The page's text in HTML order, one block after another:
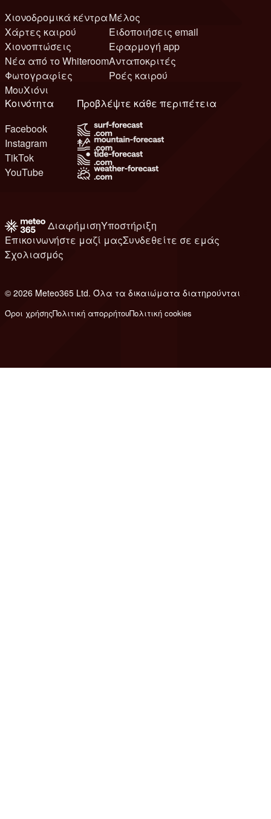
Χιονοδρομικά κέντρα
Χάρτες καιρού
Χιονοπτώσεις
Νέα από το Whiteroom
Φωτογραφίες
ΜουΧιόνι
Μέλος
Ειδοποιήσεις email
Εφαρμογή app
Ανταποκριτές
Ροές καιρού
Κοινότητα
Facebook
Instagram
TikTok
YouTube
Προβλέψτε κάθε περιπέτεια
ΔιαφήμισηΥποστήριξη
Επικοινωνήστε μαζί μαςΣυνδεθείτε σε εμάς
Σχολιασμός
© 2026 Meteo365 Ltd. Όλα τα δικαιώματα διατηρούνται
Όροι χρήσηςΠολιτική απορρήτουΠολιτική cookies